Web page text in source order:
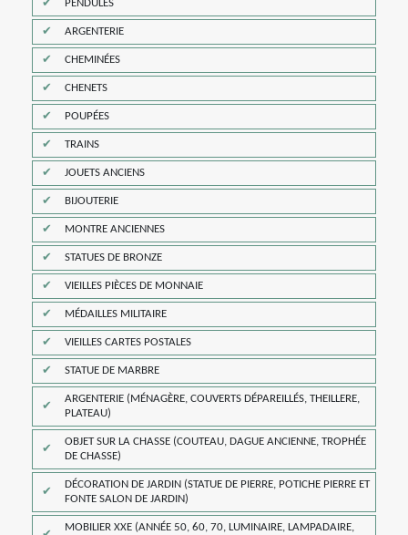
PENDULES
ARGENTERIE
CHEMINÉES
CHENETS
POUPÉES
TRAINS
JOUETS ANCIENS
BIJOUTERIE
MONTRE ANCIENNES
STATUES DE BRONZE
VIEILLES PIÈCES DE MONNAIE
MÉDAILLES MILITAIRE
VIEILLES CARTES POSTALES
STATUE DE MARBRE
ARGENTERIE (MÉNAGÈRE, COUVERTS DÉPAREILLÉS, THEILLERE,
PLATEAU)
OBJET SUR LA CHASSE (COUTEAU, DAGUE ANCIENNE, TROPHÉE
DE CHASSE)
DÉCORATION DE JARDIN (STATUE DE PIERRE, POTICHE PIERRE ET
FONTE SALON DE JARDIN)
MOBILIER XXE (ANNÉE 50, 60, 70, LUMINAIRE, LAMPADAIRE,